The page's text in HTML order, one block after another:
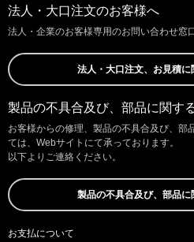
法人・大口注文のお客様へ
法人・企業のお客様専用のお問い合わせ窓
法人・大口注文、お見積
製品の不具合及び、部品に関す
お客様からの修理、製品の不具合及び、部
ては、Webサイトにて承っております。
以下よりご連絡ください。
製品の不具合及び、部品
お支払について